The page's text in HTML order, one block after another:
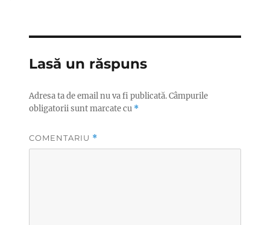
Lasă un răspuns
Adresa ta de email nu va fi publicată.Câmpurile
obligatorii sunt marcate cu *
COMENTARIU *